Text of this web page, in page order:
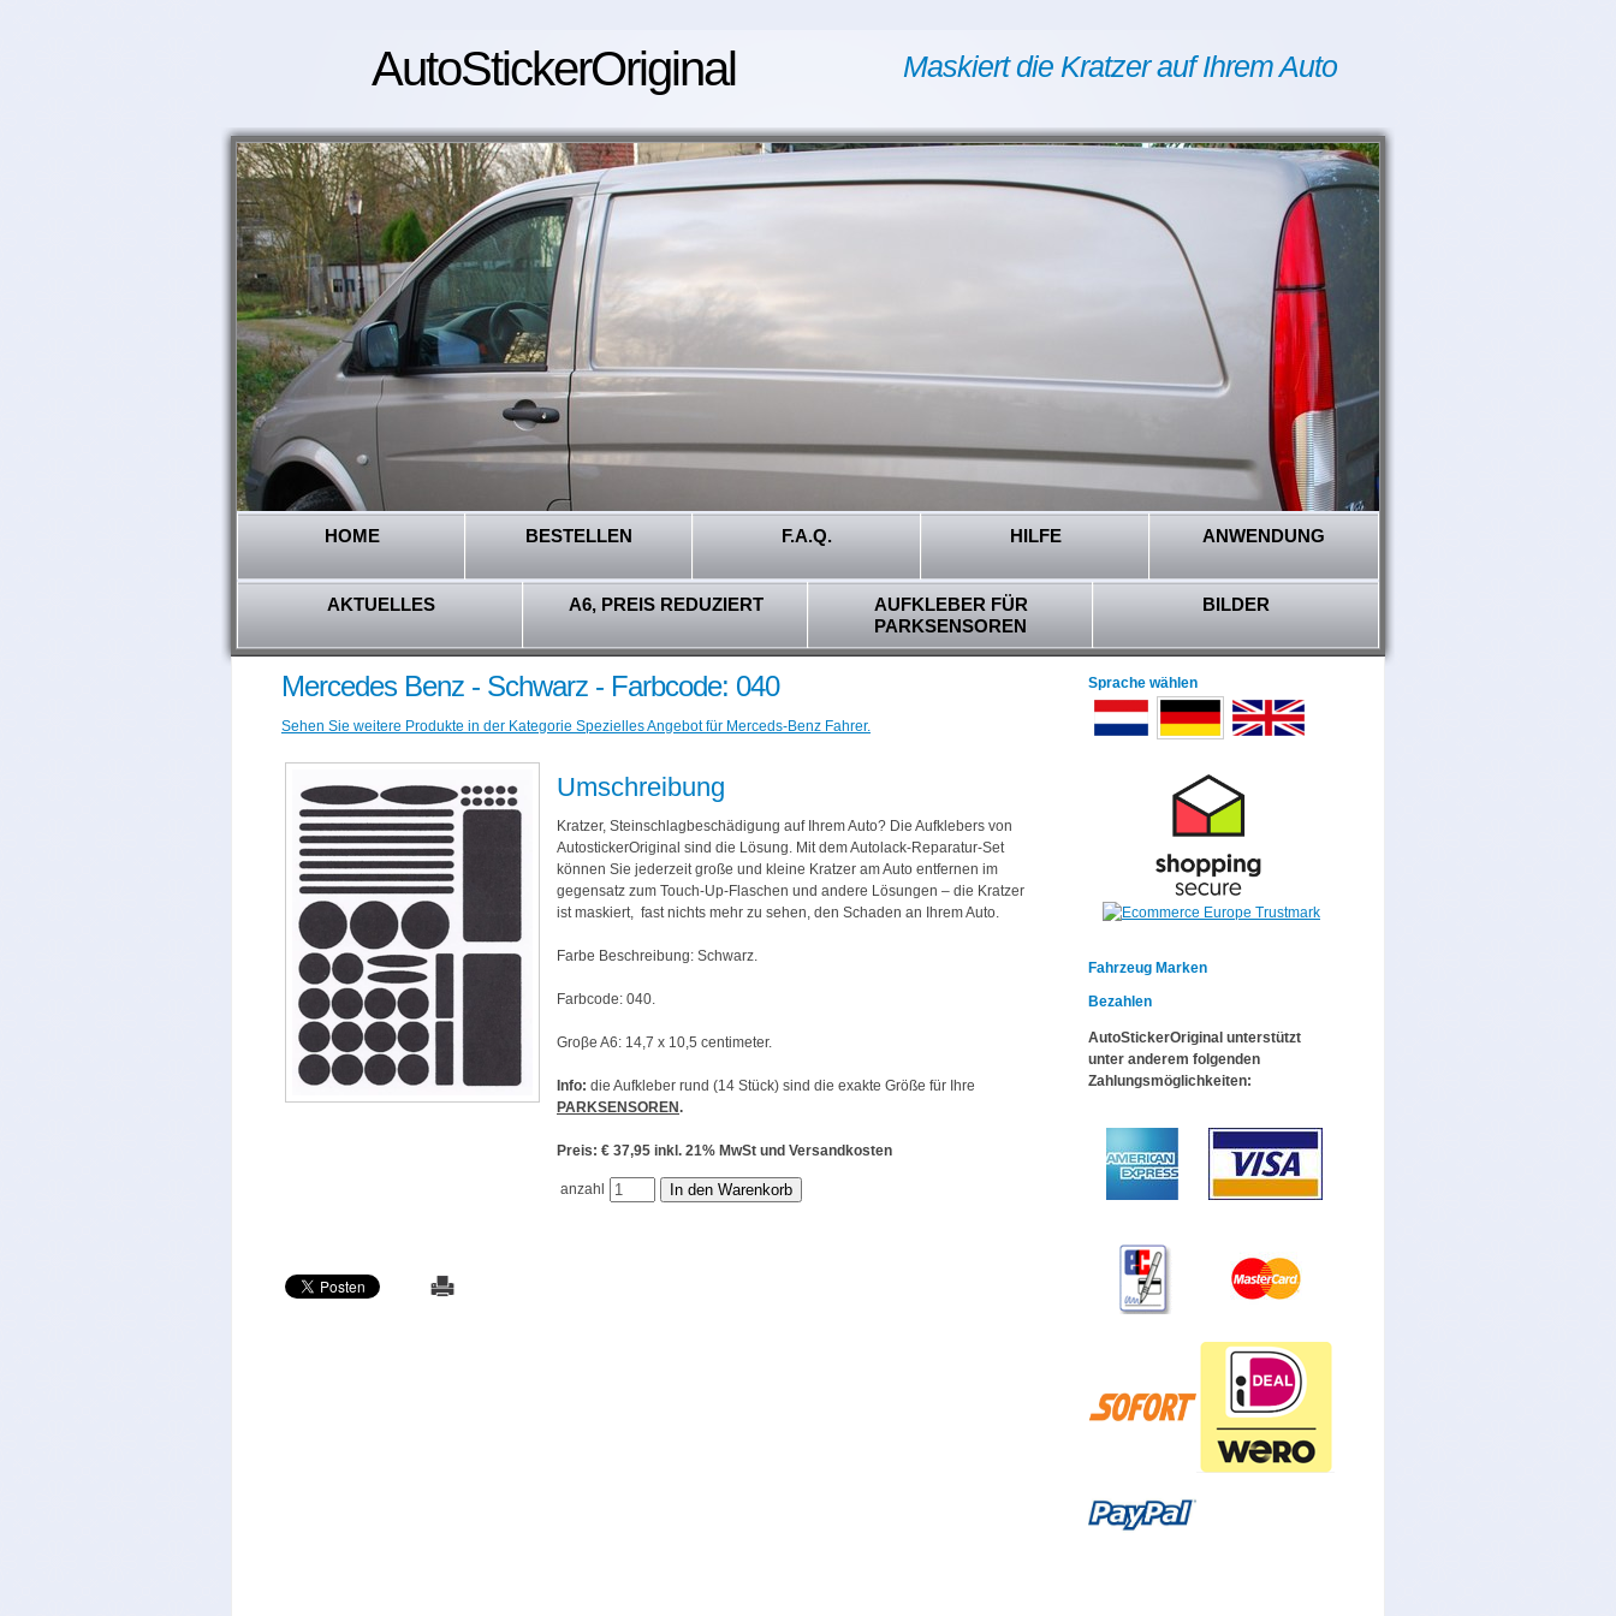
AutoStickerOriginal Maskiert die Kratzer auf Ihrem Auto
HOME BESTELLEN F.A.Q. HILFE ANWENDUNG
AKTUELLES A6, PREIS REDUZIERT
AUFKLEBER FÜR
PARKSENSOREN
BILDER
Mercedes Benz - Schwarz - Farbcode: 040
Sehen Sie weitere Produkte in der Kategorie Spezielles Angebot für Merceds-Benz Fahrer.
Umschreibung
Kratzer, Steinschlagbeschädigung auf Ihrem Auto? Die Aufklebers von
AutostickerOriginal sind die Lösung. Mit dem Autolack-Reparatur-Set
können Sie jederzeit große und kleine Kratzer am Auto entfernen im
gegensatz zum Touch-Up-Flaschen und andere Lösungen – die Kratzer
ist maskiert, fast nichts mehr zu sehen, den Schaden an Ihrem Auto.
Farbe Beschreibung: Schwarz.
Farbcode: 040.
Groβe A6: 14,7 x 10,5 centimeter.
Info: die Aufkleber rund (14 Stück) sind die exakte Größe für Ihre
PARKSENSOREN.
Preis: € 37,95 inkl. 21% MwSt und Versandkosten
anzahl
Sprache wählen
Fahrzeug Marken
Bezahlen
AutoStickerOriginal unterstützt
unter anderem folgenden
Zahlungsmöglichkeiten: